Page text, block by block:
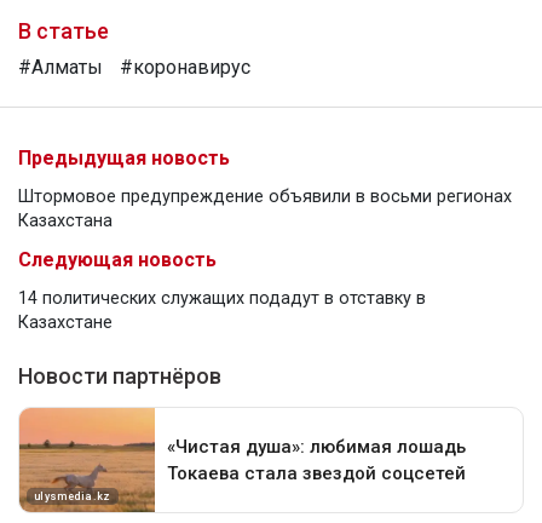
В статье
#Алматы #коронавирус
Предыдущая новость
Штормовое предупреждение объявили в восьми регионах
Казахстана
Следующая новость
14 политических служащих подадут в отставку в
Казахстане